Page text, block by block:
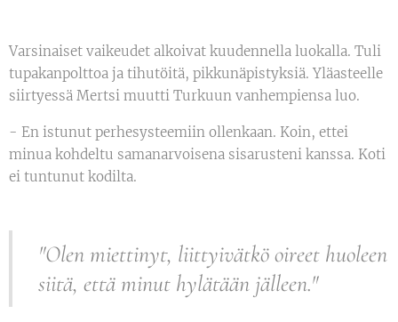
Varsinaiset vaikeudet alkoivat kuudennella luokalla. Tuli
tupakanpolttoa ja tihutöitä, pikkunäpistyksiä. Yläasteelle
siirtyessä Mertsi muutti Turkuun vanhempiensa luo.
- En istunut perhesysteemiin ollenkaan. Koin, ettei
minua kohdeltu samanarvoisena sisarusteni kanssa. Koti
ei tuntunut kodilta.
"Olen miettinyt, liittyivätkö oireet huoleen
siitä, että minut hylätään jälleen."